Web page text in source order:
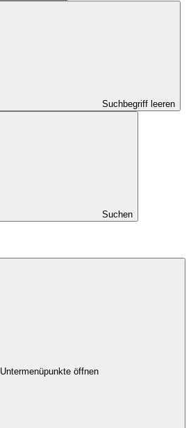
Suchbegriff leeren
Suchen
Untermenüpunkte öffnen